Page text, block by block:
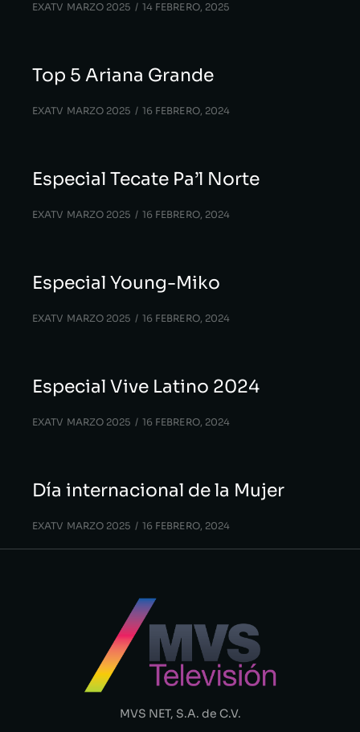
EXATV MARZO 2025 14 FEBRERO, 2025
Top 5 Ariana Grande
EXATV MARZO 2025 16 FEBRERO, 2024
Especial Tecate Pa’l Norte
EXATV MARZO 2025 16 FEBRERO, 2024
Especial Young-Miko
EXATV MARZO 2025 16 FEBRERO, 2024
Especial Vive Latino 2024
EXATV MARZO 2025 16 FEBRERO, 2024
Día internacional de la Mujer
EXATV MARZO 2025 16 FEBRERO, 2024
MVS NET, S.A. de C.V.